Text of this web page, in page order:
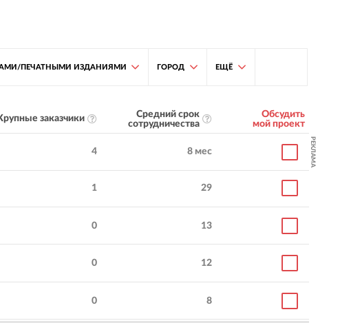
ПЕЧАТНЫМИ ИЗДАНИЯМИ ГОРОД ЕЩЁ
заказчики
Средний срок
сотрудничества
Обсудить
мой проект
4 8 мес РЕКЛАМА
1 29
0 13
0 12
0 8